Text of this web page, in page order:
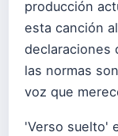
producción
esta canción
declaraciones
las normas
voz que
'Verso suelto'